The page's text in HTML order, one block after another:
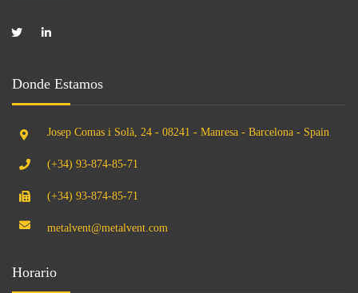
Donde Estamos
Josep Comas i Solà, 24 - 08241 - Manresa - Barcelona - Spain
(+34) 93-874-85-71
(+34) 93-874-85-71
metalvent@metalvent.com
Horario